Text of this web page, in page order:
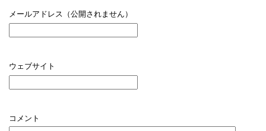
メールアドレス（公開されません）
ウェブサイト
コメント